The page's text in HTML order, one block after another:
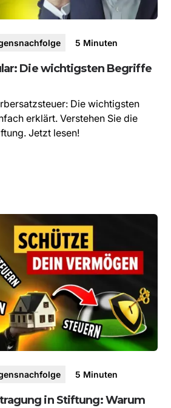
5 Minuten
Die wichtigsten Begriffe
Die wichtigsten
erklärt. Verstehen Sie die
Jetzt lesen!
5 Minuten
in Stiftung: Warum